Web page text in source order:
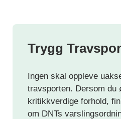
Trygg
Ingen skal oppleve
travsporten. Dersom du
kritikkverdige forhold,
om DNTs